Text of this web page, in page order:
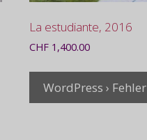
La estudiante, 2016
CHF1,400.00
WordPress › Fehler